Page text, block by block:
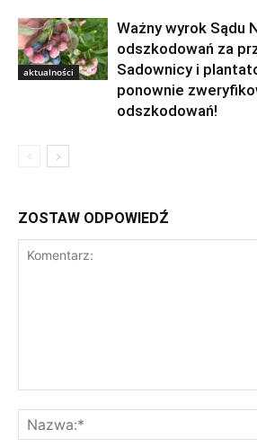
aktualności
Ważny wyrok Sądu
odszkodowań za
Sadownicy i
ponownie
odszkodowań!
ZOSTAW ODPOWIEDŹ